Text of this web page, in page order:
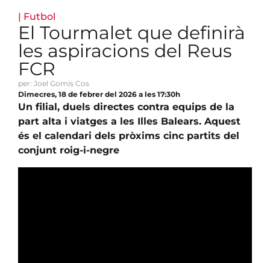
| Futbol
El Tourmalet que definirà
les aspiracions del Reus
FCR
per: Joel Gomis Cos
Dimecres, 18 de febrer del 2026 a les 17:30h
Un filial, duels directes contra equips de la
part alta i viatges a les Illes Balears. Aquest
és el calendari dels pròxims cinc partits del
conjunt roig-i-negre